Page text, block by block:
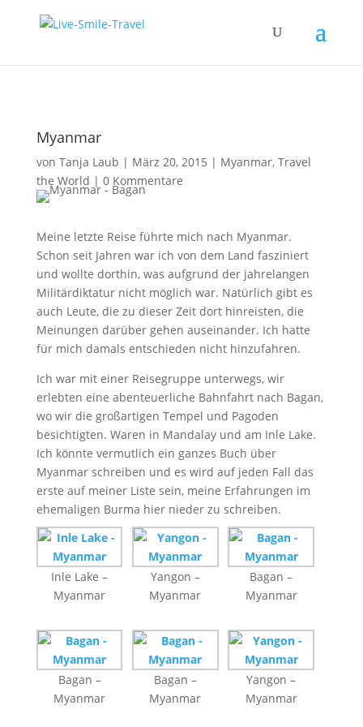
Myanmar
von Tanja Laub | März 20, 2015 | Myanmar, Travel
the World | 0 Kommentare
Meine letzte Reise führte mich nach Myanmar.
Schon seit Jahren war ich von dem Land fasziniert
und wollte dorthin, was aufgrund der jahrelangen
Militärdiktatur nicht möglich war. Natürlich gibt es
auch Leute, die zu dieser Zeit dort hinreisten, die
Meinungen darüber gehen auseinander. Ich hatte
für mich damals entschieden nicht hinzufahren.
Ich war mit einer Reisegruppe unterwegs, wir
erlebten eine abenteuerliche Bahnfahrt nach Bagan,
wo wir die großartigen Tempel und Pagoden
besichtigten. Waren in Mandalay und am Inle Lake.
Ich könnte vermutlich ein ganzes Buch über
Myanmar schreiben und es wird auf jeden Fall das
erste auf meiner Liste sein, meine Erfahrungen im
ehemaligen Burma hier nieder zu schreiben.
Inle Lake –
Myanmar
Yangon –
Myanmar
Bagan –
Myanmar
Bagan –
Myanmar
Bagan –
Myanmar
Yangon –
Myanmar